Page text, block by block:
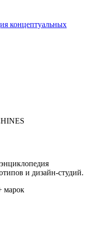
концептуальных
и дизайн-студий.
марок